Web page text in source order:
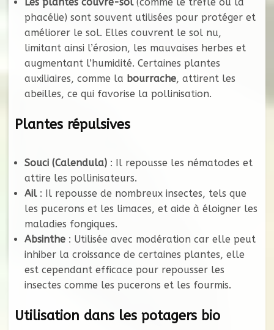
phacélie) sont souvent utilisées pour protéger et
améliorer le sol. Elles couvrent le sol nu,
limitant ainsi l’érosion, les mauvaises herbes et
augmentant l’humidité. Certaines plantes
auxiliaires, comme la bourrache, attirent les
abeilles, ce qui favorise la pollinisation.
Plantes répulsives
Souci (Calendula) : Il repousse les nématodes et
attire les pollinisateurs.
Ail: Il repousse de nombreux insectes, tels que
les pucerons et les limaces, et aide à éloigner les
maladies fongiques.
Absinthe : Utilisée avec modération car elle peut
inhiber la croissance de certaines plantes, elle
est cependant efficace pour repousser les
insectes comme les pucerons et les fourmis.
Utilisation dans les potagers bio